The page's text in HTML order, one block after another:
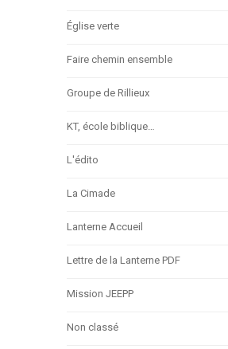
Église verte
Faire chemin ensemble
Groupe de Rillieux
KT, école biblique…
L'édito
La Cimade
Lanterne Accueil
Lettre de la Lanterne PDF
Mission JEEPP
Non classé